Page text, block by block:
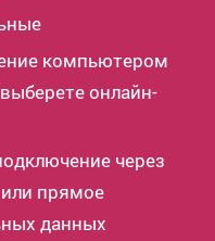
компьютером
онлайн-
через
или прямое
данных